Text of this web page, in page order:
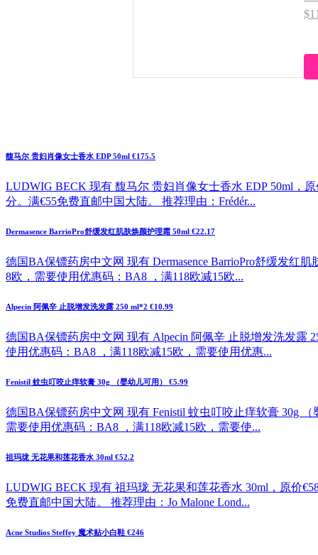
馥马尔 贵妇肖像女士香水 EDP 50ml €175.5
LUDWIG BECK 现有 馥马尔 贵妇肖像女士香水 EDP 50ml，
分。满€55免费直邮中国大陆。 推荐理由：Frédér...
Dermasence BarrioPro舒缓发红肌肤焕颜护理霜 50ml €22.17
德国BA保镖药房中文网 现有 Dermasence BarrioPro舒缓发红
8欧，需要使用优惠码：BA8 ，满118欧减15欧...
Alpecin 阿佩辛 止脱增发洗发露 250 ml*2 €10.99
德国BA保镖药房中文网 现有 Alpecin 阿佩辛 止脱增发洗发露
使用优惠码：BA8 ，满118欧减15欧，需要使用优惠...
Fenistil 蚊虫叮咬止痒软膏 30g （婴幼儿可用） €5.99
德国BA保镖药房中文网 现有 Fenistil 蚊虫叮咬止痒软膏 30g
需要使用优惠码：BA8 ，满118欧减15欧，需要使...
祖玛珑 无花果和莲花香水 30ml €52.2
LUDWIG BECK 现有 祖玛珑 无花果和莲花香水 30ml，原价
免费直邮中国大陆。 推荐理由：Jo Malone Lond...
Acne Studios Steffey 魔术贴小白鞋 €246